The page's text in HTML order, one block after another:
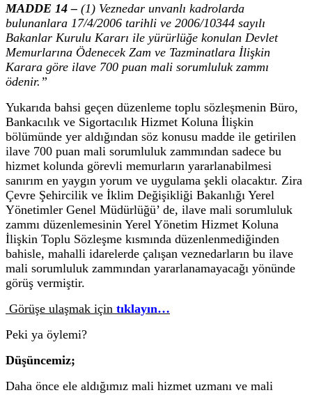
MADDE 14 – (1) Veznedar unvanlı kadrolarda
bulunanlara 17/4/2006 tarihli ve 2006/10344 sayılı
Bakanlar Kurulu Kararı ile yürürlüğe konulan Devlet
Memurlarına Ödenecek Zam ve Tazminatlara İlişkin
Karara göre ilave 700 puan mali sorumluluk zammı
ödenir.”
Yukarıda bahsi geçen düzenleme toplu sözleşmenin Büro,
Bankacılık ve Sigortacılık Hizmet Koluna İlişkin
bölümünde yer aldığından söz konusu madde ile getirilen
ilave 700 puan mali sorumluluk zammından sadece bu
hizmet kolunda görevli memurların yararlanabilmesi
sanırım en yaygın yorum ve uygulama şekli olacaktır. Zira
Çevre Şehircilik ve İklim Değişikliği Bakanlığı Yerel
Yönetimler Genel Müdürlüğü’ de, ilave mali sorumluluk
zammı düzenlemesinin Yerel Yönetim Hizmet Koluna
İlişkin Toplu Sözleşme kısmında düzenlenmediğinden
bahisle, mahalli idarelerde çalışan veznedarların bu ilave
mali sorumluluk zammından yararlanamayacağı yönünde
görüş vermiştir.
Görüşe ulaşmak için tıklayın…
Peki ya öylemi?
Düşüncemiz;
Daha önce ele aldığımız mali hizmet uzmanı ve mali